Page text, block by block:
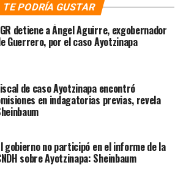
cuando tomamos conocimiento
de 4 horas,
lo que está a
a efecto de
los lamentables
de
Expliqué las
TE PODRÍA GUSTAR
detiene a Ángel Aguirre, exgobernador
Guerrero, por el caso Ayotzinapa
de caso Ayotzinapa encontró
en indagatorias previas, revela
gobierno no participó en el informe de la
sobre Ayotzinapa: Sheinbaum